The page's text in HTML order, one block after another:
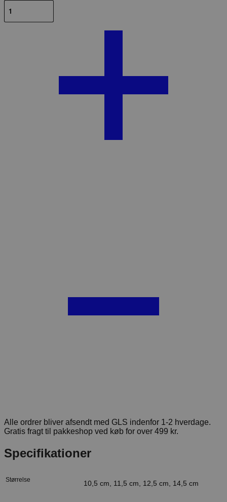
Alle ordrer bliver afsendt med GLS indenfor 1-2 hverdage.
Gratis fragt til pakkeshop ved køb for over 499 kr.
Specifikationer
Størrelse 10,5 cm, 11,5 cm, 12,5 cm, 14,5 cm